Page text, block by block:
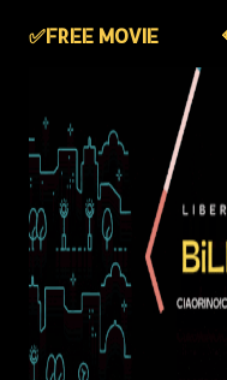
✅️FREE MOVIE